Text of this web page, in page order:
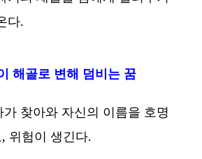
다.
해골로 변해 덤비는 꿈
찾아와 자신의 이름을 호명
위험이 생긴다.